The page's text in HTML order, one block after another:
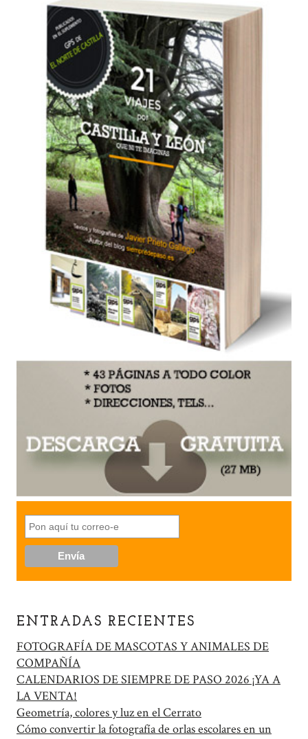
ENTRADAS RECIENTES
FOTOGRAFÍA DE MASCOTAS Y ANIMALES DE
COMPAÑÍA
CALENDARIOS DE SIEMPRE DE PASO 2026 ¡YA A
LA VENTA!
Geometría, colores y luz en el Cerrato
Cómo convertir la fotografía de orlas escolares en un